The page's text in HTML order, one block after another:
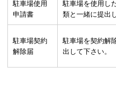
駐車場使用
申請書
駐車場を使用し
類と一緒に提出
駐車場契約
解除届
駐車場を契約解
出して下さい。